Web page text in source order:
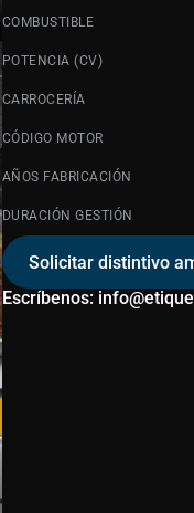
COMBUSTIBLE
POTENCIA (CV)
CARROCERÍA
CÓDIGO MOTOR
AÑOS FABRICACIÓN
DURACIÓN GESTIÓN
Solicitar distintivo
Escríbenos: